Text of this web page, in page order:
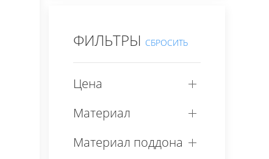
ФИЛЬТРЫ СБРОСИТЬ
Цена
Материал
Материал поддона